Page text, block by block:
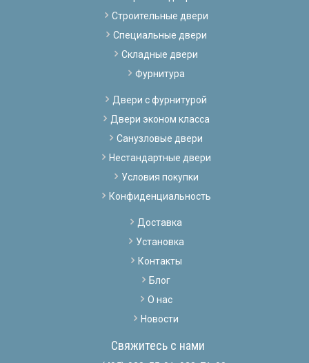
Строительные двери
Специальные двери
Складные двери
Фурнитура
Двери с фурнитурой
Двери эконом класса
Санузловые двери
Нестандартные двери
Условия покупки
Конфиденциальность
Доставка
Установка
Контакты
Блог
О нас
Новости
Свяжитесь с нами